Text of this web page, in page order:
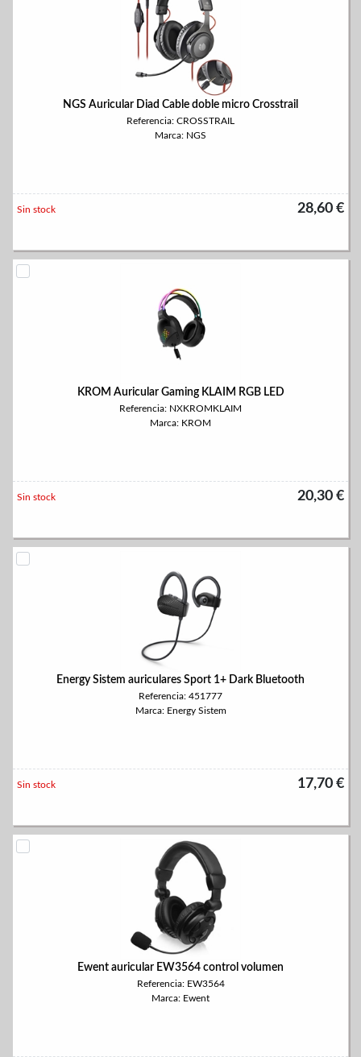
NGS Auricular Diad Cable doble micro Crosstrail
Referencia: CROSSTRAIL
Marca: NGS
28,60 €
Sin stock
KROM Auricular Gaming KLAIM RGB LED
Referencia: NXKROMKLAIM
Marca: KROM
20,30 €
Sin stock
Energy Sistem auriculares Sport 1+ Dark Bluetooth
Referencia: 451777
Marca: Energy Sistem
17,70 €
Sin stock
Ewent auricular EW3564 control volumen
Referencia: EW3564
Marca: Ewent